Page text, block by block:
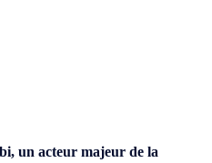
un acteur majeur de la